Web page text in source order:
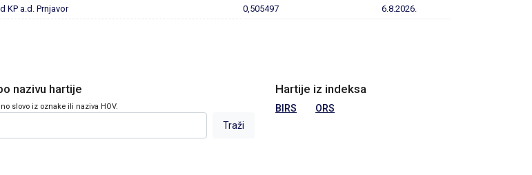
KP a.d. Prnjavor 0,505497 6.8.2026.
nazivu hartije
slovo iz oznake ili naziva HOV.
Hartije iz indeksa
BIRS ORS